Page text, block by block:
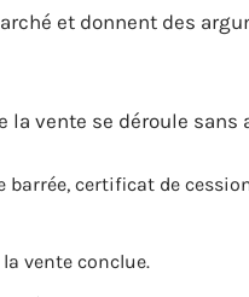
et donnent des
vente se déroule sans
barrée, certificat de
vente conclue.